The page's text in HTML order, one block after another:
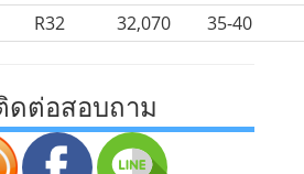
R32 32,070 35-40
ดต่อสอบถาม